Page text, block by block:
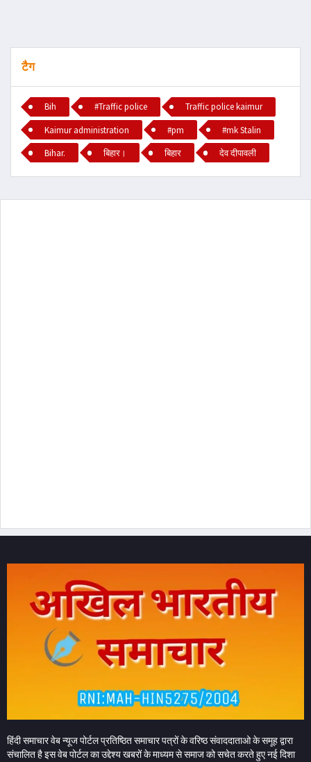
टैग
Bih #Traffic police
Traffic police kaimur
Kaimur administration
#pm
#mk Stalin
Bihar.
बिहार। बिहार देव दीपावली
हिंदी समाचार वेब न्यूज पोर्टल प्रतिष्ठित समाचार पत्रों के वरिष्ठ संवाददाताओ के समूह द्वारा
संचालित है इस वेब पोर्टल का उद्देश्य खबरों के माध्यम से समाज को सचेत करते हुए नई दिशा